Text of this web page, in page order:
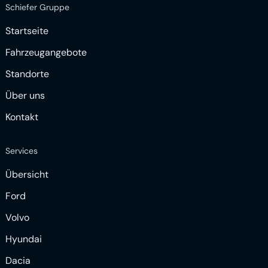
Schiefer Gruppe
Startseite
Fahrzeugangebote
Standorte
Über uns
Kontakt
Services
Übersicht
Ford
Volvo
Hyundai
Dacia